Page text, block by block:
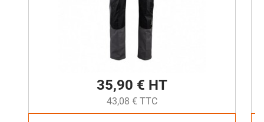
35,90 € HT
43,08 € TTC